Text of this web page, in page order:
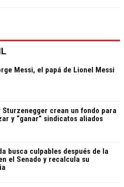
Messi, el papá de Lionel Messi
Sturzenegger crean un fondo para
y “ganar” sindicatos aliados
busca culpables después de la
el Senado y recalcula su